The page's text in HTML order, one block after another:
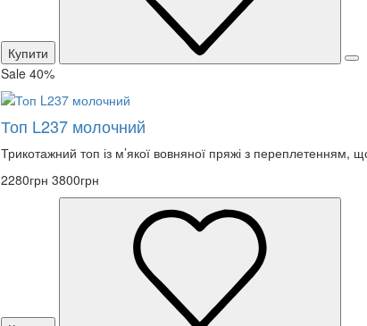
Купити
Sale 40%
Топ L237 молочний
Трикотажний топ із м’якої вовняної пряжі з переплетенням,
2280грн 3800грн